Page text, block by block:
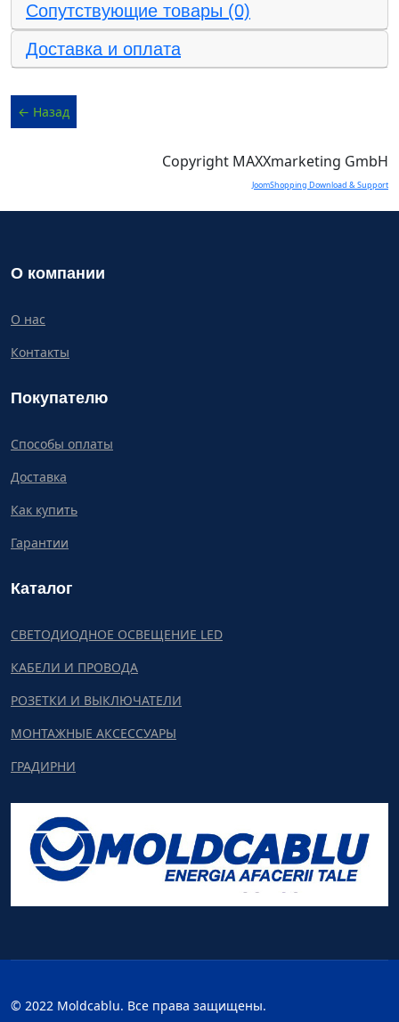
Сопутствующие товары (0)
Доставка и оплата
Copyright MAXXmarketing GmbH
JoomShopping Download & Support
О компании
О нас
Контакты
Покупателю
Способы оплаты
Доставка
Как купить
Гарантии
Каталог
СВЕТОДИОДНОЕ ОСВЕЩЕНИЕ LED
КАБЕЛИ И ПРОВОДА
РОЗЕТКИ И ВЫКЛЮЧАТЕЛИ
МОНТАЖНЫЕ АКСЕССУАРЫ
ГРАДИРНИ
© 2022 Moldcablu. Все права защищены.